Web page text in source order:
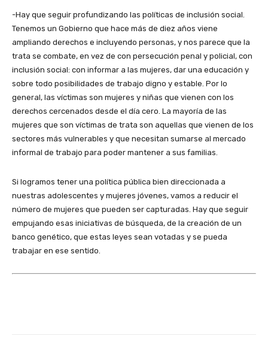
-Hay que seguir profundizando las políticas de inclusión social.
Tenemos un Gobierno que hace más de diez años viene
ampliando derechos e incluyendo personas, y nos parece que la
trata se combate, en vez de con persecución penal y policial, con
inclusión social: con informar a las mujeres, dar una educación y
sobre todo posibilidades de trabajo digno y estable. Por lo
general, las víctimas son mujeres y niñas que vienen con los
derechos cercenados desde el día cero. La mayoría de las
mujeres que son víctimas de trata son aquellas que vienen de los
sectores más vulnerables y que necesitan sumarse al mercado
informal de trabajo para poder mantener a sus familias.
Si logramos tener una política pública bien direccionada a
nuestras adolescentes y mujeres jóvenes, vamos a reducir el
número de mujeres que pueden ser capturadas. Hay que seguir
empujando esas iniciativas de búsqueda, de la creación de un
banco genético, que estas leyes sean votadas y se pueda
trabajar en ese sentido.